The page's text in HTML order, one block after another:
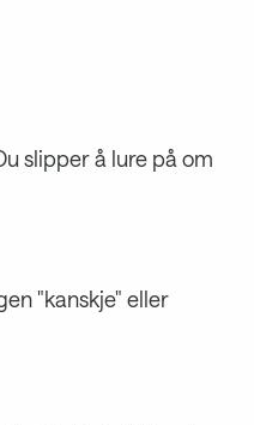
slipper å lure på om
"kanskje" eller